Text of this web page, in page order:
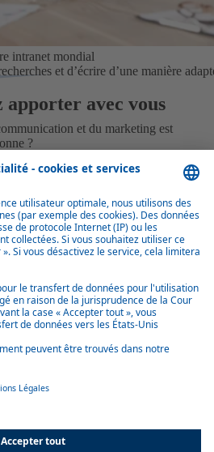
intranet mondial
et d’écrire d’une manière
apporter avec vous
et du marketing est
?
forts favorables à une application